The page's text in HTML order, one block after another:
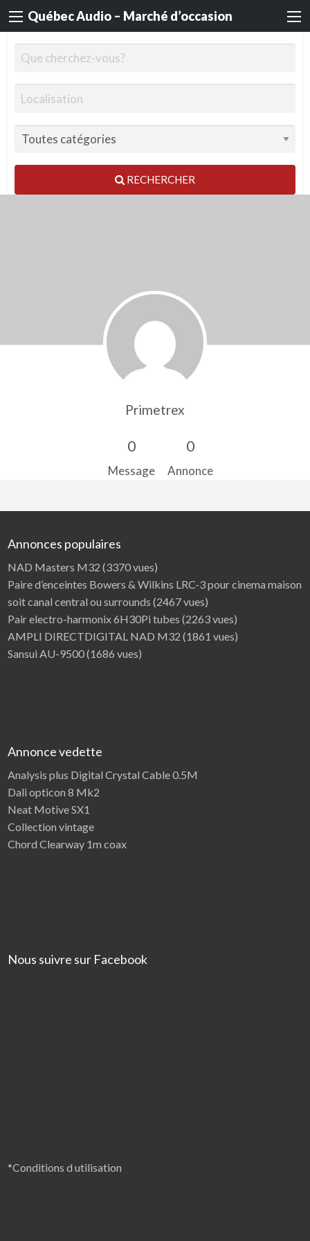
Québec Audio – Marché d’occasion
RECHERCHER
Primetrex
0
Message
0
Annonce
Annonces populaires
NAD Masters M32 (3370 vues)
Paire d’enceintes Bowers & Wilkins LRC-3 pour cinema maison
soit canal central ou surrounds (2467 vues)
Pair electro-harmonix 6H30Pi tubes (2263 vues)
AMPLI DIRECTDIGITAL NAD M32 (1861 vues)
Sansui AU-9500(1686 vues)
Annonce vedette
Analysis plus Digital Crystal Cable 0.5M
Dali opticon 8 Mk2
Neat Motive SX1
Collection vintage
Chord Clearway 1m coax
Nous suivre sur Facebook
*Conditions d utilisation